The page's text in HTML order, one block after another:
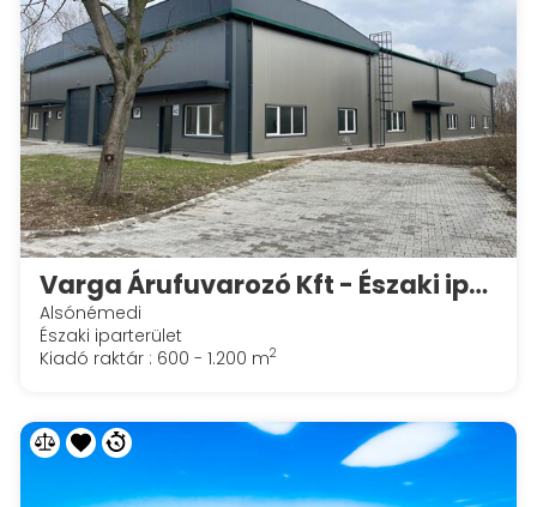
Varga Árufuvarozó Kft - Északi iparterület
Alsónémedi
Északi iparterület
Kiadó raktár : 600 - 1.200 m2